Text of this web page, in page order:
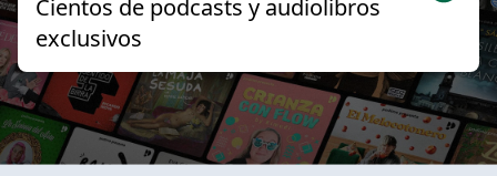
Cientos de podcasts y audiolibros
exclusivos